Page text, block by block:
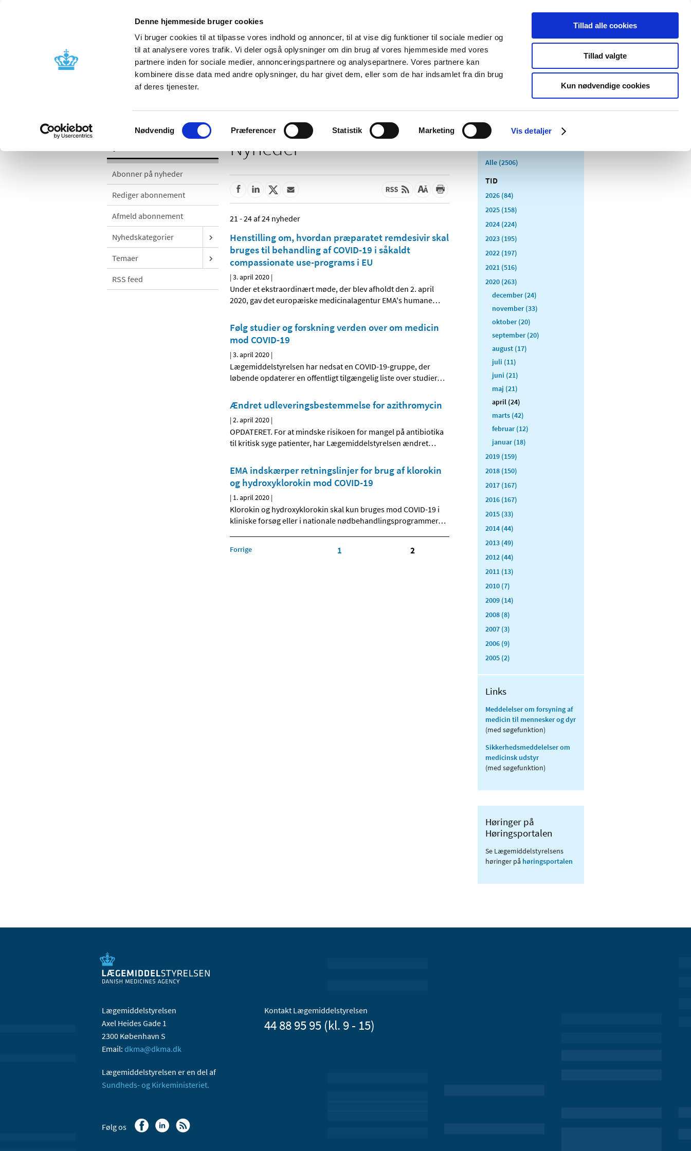
Denne hjemmeside bruger cookies
Vi bruger cookies til at tilpasse vores indhold og annoncer, til at vise dig funktioner til sociale medier og
til at analysere vores trafik. Vi deler også oplysninger om din brug af vores hjemmeside med vores
partnere inden for sociale medier, annonceringspartnere og analysepartnere. Vores partnere kan
kombinere disse data med andre oplysninger, du har givet dem, eller som de har indsamlet fra din brug
af deres tjenester.
Samtykkevalg
Nødvendig Præferencer Statistik Marketing Vis detaljer
Tillad alle cookies
Tillad valgte
Kun nødvendige cookies
Nyheder Om os Kontakt Udgivelser
Godkendelse og
Bivirkninger og
produktinformation
Tilskud og
Apoteker og salg af
Medicinsk
Særlige
produktområder
Abonner på nyheder
Rediger abonnement
Afmeld abonnement
Nyhedskategorier
Temaer
RSS feed
Nyheder
21 - 24 af 24 nyheder
Henstilling om, hvordan præparatet remdesivir skal
bruges til behandling af COVID-19 i såkaldt
compassionate use-programs i EU
|3. april 2020 |
Under et ekstraordinært møde, der blev afholdt den 2. april
2020, gav det europæiske medicinalagentur EMA's humane…
Følg studier og forskning verden over om medicin
mod COVID-19
|3. april 2020 |
Lægemiddelstyrelsen har nedsat en COVID-19-gruppe, der
løbende opdaterer en offentligt tilgængelig liste over studier…
Ændret udleveringsbestemmelse for azithromycin
|2. april 2020 |
OPDATERET. For at mindske risikoen for mangel på antibiotika
til kritisk syge patienter, har Lægemiddelstyrelsen ændret…
EMA indskærper retningslinjer for brug af klorokin
og hydroxyklorokin mod COVID-19
| 1. april 2020 |
Klorokin og hydroxyklorokin skal kun bruges mod COVID-19 i
kliniske forsøg eller i nationale nødbehandlingsprogrammer…
Forrige 1 2
Alle (2506)
TID
2026 (84)
2025 (158)
2024 (224)
2023 (195)
2022 (197)
2021 (516)
2020 (263)
december (24)
november (33)
oktober (20)
september (20)
august (17)
juli (11)
juni (21)
maj (21)
april (24)
marts (42)
februar (12)
januar (18)
2019 (159)
2018 (150)
2017 (167)
2016 (167)
2015 (33)
2014 (44)
2013 (49)
2012 (44)
2011 (13)
2010 (7)
2009 (14)
2008 (8)
2007 (3)
2006 (9)
2005 (2)
Links
Meddelelser om forsyning af
medicin til mennesker og dyr
(med søgefunktion)
Sikkerhedsmeddelelser om
medicinsk udstyr
(med søgefunktion)
Høringer på
Høringsportalen
Se Lægemiddelstyrelsens
høringer på høringsportalen
Lægemiddelstyrelsen
Axel Heides Gade 1
2300 København S
Email: dkma@dkma.dk
Lægemiddelstyrelsen er en del af
Sundheds- og Kirkeministeriet.
Kontakt Lægemiddelstyrelsen
44 88 95 95 (kl. 9 - 15)
Følg os